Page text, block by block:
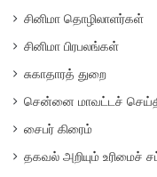
சினிமா தொழிலாளர்கள்
சினிமா பிரபலங்கள்
சுகாதாரத் துறை
சென்னை மாவட்டச்
சைபர் கிரைம்
தகவல் அறியும் உரிமைச்